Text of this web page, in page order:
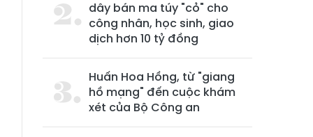
dây bán ma túy "cỏ" cho
công nhân, học sinh, giao
dịch hơn 10 tỷ đồng
Huấn Hoa Hồng, từ "giang
hồ mạng" đến cuộc khám
xét của Bộ Công an